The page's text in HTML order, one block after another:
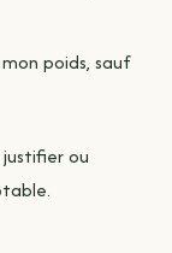
poids, sauf
justifier ou